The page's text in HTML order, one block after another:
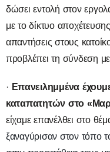
δώσει εντολή στον
με το δίκτυο
απαντήσεις στους
προβλέπει τη σύνδεση
· Επανειλημμένα
καταπατητών στο
είχαμε επανέλθει στο
ξαναγύρισαν στον τόπο